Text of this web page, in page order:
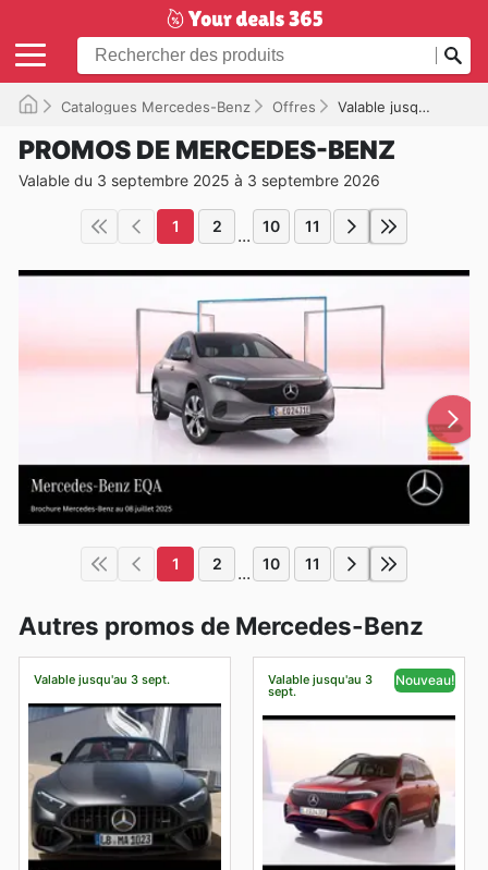
Catalogues Mercedes-Benz Offres Valable jusqu'à 03/09/2026
PROMOS DE MERCEDES-BENZ
Valable du 3 septembre 2025 à 3 septembre 2026
1 2 ... 10 11
1 2 ... 10 11
Autres promos de Mercedes-Benz
Valable jusqu'au 3 sept. Valable jusqu'au 3
sept.
Nouveau!